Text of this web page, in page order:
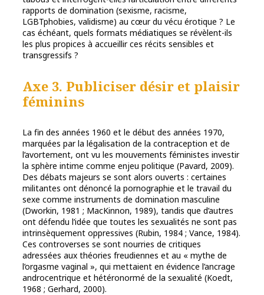
rapports de domination (sexisme, racisme,
LGBTphobies, validisme) au cœur du vécu érotique ? Le
cas échéant, quels formats médiatiques se révèlent-ils
les plus propices à accueillir ces récits sensibles et
transgressifs ?
Axe 3. Publiciser désir et plaisir
féminins
La fin des années 1960 et le début des années 1970,
marquées par la légalisation de la contraception et de
l’avortement, ont vu les mouvements féministes investir
la sphère intime comme enjeu politique (Pavard, 2009).
Des débats majeurs se sont alors ouverts : certaines
militantes ont dénoncé la pornographie et le travail du
sexe comme instruments de domination masculine
(Dworkin, 1981 ; MacKinnon, 1989), tandis que d’autres
ont défendu l’idée que toutes les sexualités ne sont pas
intrinsèquement oppressives (Rubin, 1984 ; Vance, 1984).
Ces controverses se sont nourries de critiques
adressées aux théories freudiennes et au « mythe de
l’orgasme vaginal », qui mettaient en évidence l’ancrage
androcentrique et hétéronormé de la sexualité (Koedt,
1968 ; Gerhard, 2000).